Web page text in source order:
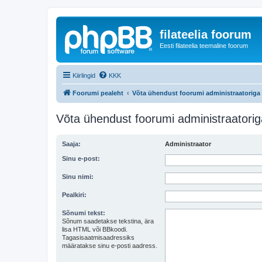
filateelia foorum
Eesti filateelia teemaline foorum
Kiirlingid KKK
Foorumi pealeht Võta ühendust foorumi administraatoriga
Võta ühendust foorumi
Saaja: Administraator
Sinu e-post:
Sinu nimi:
Pealkiri:
Sõnumi tekst:
Sõnum saadetakse tekstina, ära
lisa HTML või BBkoodi.
Tagasisaatmisaadressiks
määratakse sinu e-posti aadress.